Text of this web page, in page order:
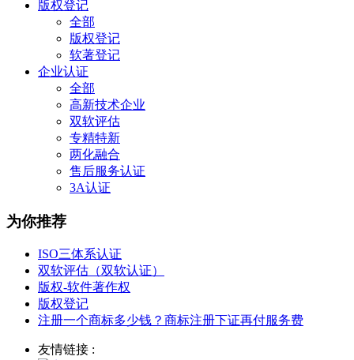
版权登记
全部
版权登记
软著登记
企业认证
全部
高新技术企业
双软评估
专精特新
两化融合
售后服务认证
3A认证
为你推荐
ISO三体系认证
双软评估（双软认证）
版权-软件著作权
版权登记
注册一个商标多少钱？商标注册下证再付服务费
友情链接 :